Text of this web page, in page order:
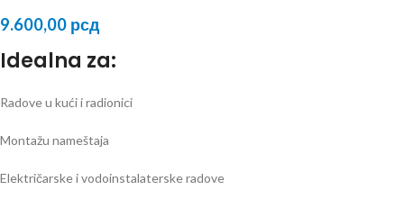
9.600,00 рсд
Idealna za:
Radove u kući i radionici
Montažu nameštaja
Električarske i vodoinstalaterske radove